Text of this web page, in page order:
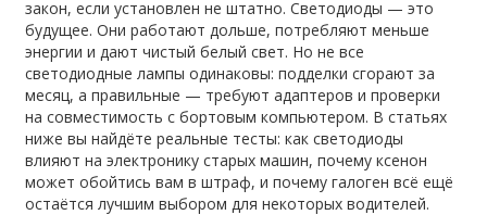
закон, если установлен не штатно. Светодиоды — это
будущее. Они работают дольше, потребляют меньше
энергии и дают чистый белый свет. Но не все
светодиодные лампы одинаковы: подделки сгорают за
месяц, а правильные — требуют адаптеров и проверки
на совместимость с бортовым компьютером. В статьях
ниже вы найдёте реальные тесты: как светодиоды
влияют на электронику старых машин, почему ксенон
может обойтись вам в штраф, и почему галоген всё ещё
остаётся лучшим выбором для некоторых водителей.